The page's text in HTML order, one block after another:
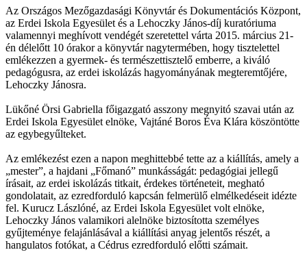
Az Országos Mezőgazdasági Könyvtár és Dokumentációs Központ,
az Erdei Iskola Egyesület és a Lehoczky János-díj kuratóriuma
valamennyi meghívott vendégét szeretettel várta 2015. március 21-
én délelőtt 10 órakor a könyvtár nagytermében, hogy tisztelettel
emlékezzen a gyermek- és természettisztelő emberre, a kiváló
pedagógusra, az erdei iskolázás hagyományának megteremtőjére,
Lehoczky Jánosra.
Lükőné Örsi Gabriella főigazgató asszony megnyitó szavai után az
Erdei Iskola Egyesület elnöke, Vajtáné Boros Éva Klára köszöntötte
az egybegyűlteket.
Az emlékezést ezen a napon meghittebbé tette az a kiállítás, amely a
„mester”, a hajdani „Főmanó” munkásságát: pedagógiai jellegű
írásait, az erdei iskolázás titkait, érdekes történeteit, megható
gondolatait, az ezredforduló kapcsán felmerülő elmélkedéseit idézte
fel. Kurucz Lászlóné, az Erdei Iskola Egyesület volt elnöke,
Lehoczky János valamikori alelnöke biztosította személyes
gyűjteménye felajánlásával a kiállítási anyag jelentős részét, a
hangulatos fotókat, a Cédrus ezredforduló előtti számait.